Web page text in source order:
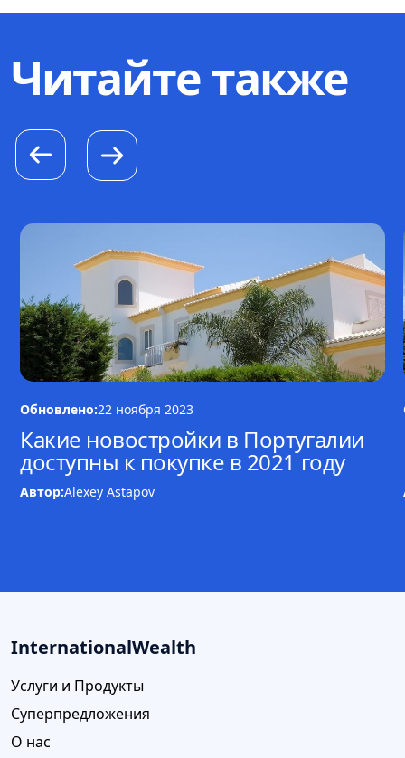
Читайте также
Обновлено:22 ноября 2023
Какие новостройки в Португалии
доступны к покупке в 2021 году
Автор:Alexey Astapov
InternationalWealth
Услуги и Продукты
Суперпредложения
О нас